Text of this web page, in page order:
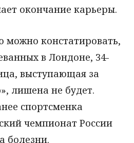
окончание карьеры.
можно констатировать,
в Лондоне, 34-
выступающая за
лишена не будет.
спортсменка
чемпионат России
болезни.